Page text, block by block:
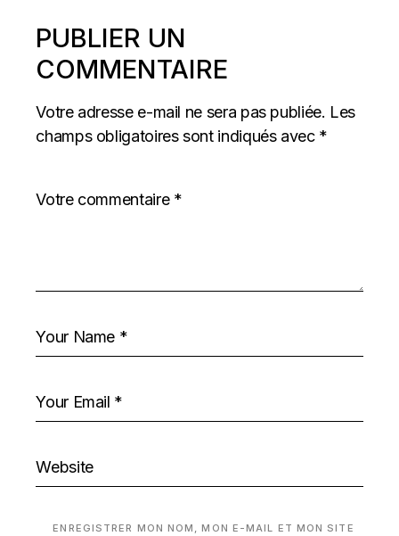
PUBLIER UN
COMMENTAIRE
Votre adresse e-mail ne sera pas publiée. Les
champs obligatoires sont indiqués avec *
ENREGISTRER MON NOM, MON E-MAIL ET MON SITE